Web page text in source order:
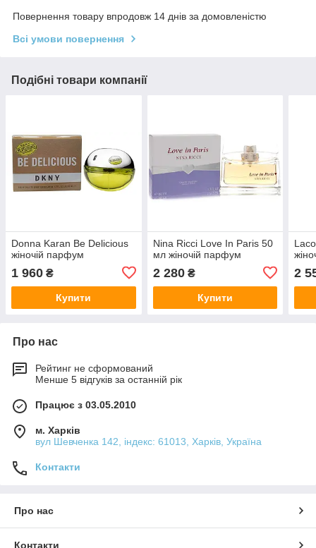
Повернення товару впродовж 14 днів за домовленістю
Всі умови повернення
Подібні товари компанії
Donna Karan Be Delicious
жіночій парфум
1 960 ₴
Купити
Nina Ricci Love In Paris 50
мл жіночій парфум
2 280₴
Купити
2
Про нас
Рейтинг не сформований
Менше 5 відгуків за останній рік
Працює з 03.05.2010
м. Харків
вул Шевченка 142, iндекс: 61013, Харків, Україна
Контакти
Про нас
Контакти